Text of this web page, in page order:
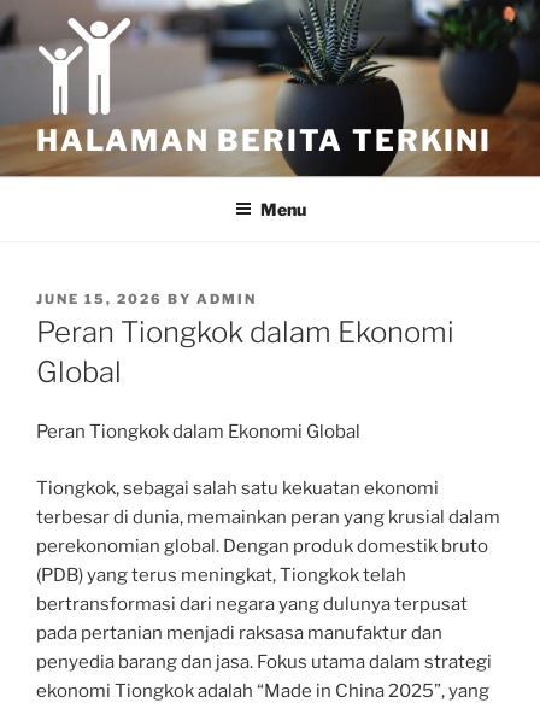
Skip
to
content
HALAMAN BERITA TERKINI
Menu
POSTED
ON
JUNE 15, 2026 BY ADMIN
Peran Tiongkok dalam Ekonomi
Global
Peran Tiongkok dalam Ekonomi Global
Tiongkok, sebagai salah satu kekuatan ekonomi
terbesar di dunia, memainkan peran yang krusial dalam
perekonomian global. Dengan produk domestik bruto
(PDB) yang terus meningkat, Tiongkok telah
bertransformasi dari negara yang dulunya terpusat
pada pertanian menjadi raksasa manufaktur dan
penyedia barang dan jasa. Fokus utama dalam strategi
ekonomi Tiongkok adalah “Made in China 2025”, yang